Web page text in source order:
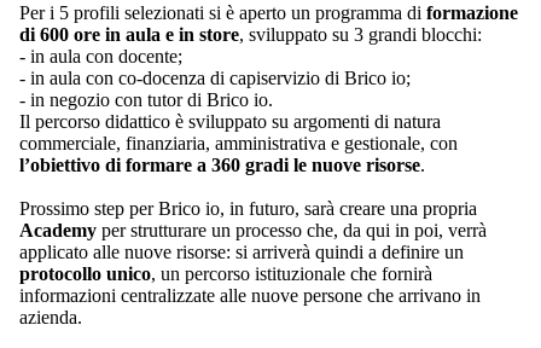
Per i 5 profili selezionati si è aperto un programma di formazione
di 600 ore in aula e in store, sviluppato su 3 grandi blocchi:
- in aula con docente;
- in aula con co-docenza di capiservizio di Brico io;
- in negozio con tutor di Brico io.
Il percorso didattico è sviluppato su argomenti di natura
commerciale, finanziaria, amministrativa e gestionale, con
l’obiettivo di formare a 360 gradi le nuove risorse.
Prossimo step per Brico io, in futuro, sarà creare una propria
Academy per strutturare un processo che, da qui in poi, verrà
applicato alle nuove risorse: si arriverà quindi a definire un
protocollo unico, un percorso istituzionale che fornirà
informazioni centralizzate alle nuove persone che arrivano in
azienda.